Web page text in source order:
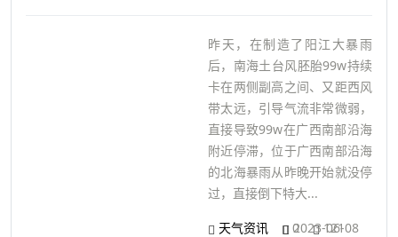
昨天，在制造了阳江大暴雨
后，南海土台风胚胎99w持续
卡在两侧副高之间、又距西风
带太远，引导气流非常微弱，
直接导致99w在广西南部沿海
附近停滞，位于广西南部沿海
的北海暴雨从昨晚开始就没停
过，直接倒下特大...
天气资讯 0 121
2023-06-08